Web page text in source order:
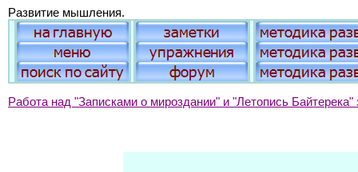
Развитие мышления.
Работа над "Записками о мироздании" и "Летопись